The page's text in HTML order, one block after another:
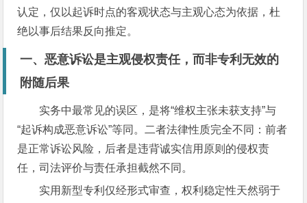
认定，仅以起诉时点的客观状态与主观心态为依据，杜
绝以事后结果反向推定。
一、恶意诉讼是主观侵权责任，而非专利无效的
附随后果
实务中最常见的误区，是将“维权主张未获支持”与
“起诉构成恶意诉讼”等同。二者法律性质完全不同：前者
是正常诉讼风险，后者是违背诚实信用原则的侵权责
任，司法评价与责任承担截然不同。
实用新型专利仅经形式审查，权利稳定性天然弱于